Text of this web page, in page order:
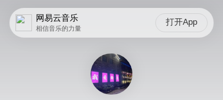
网易云音乐
相信音乐的力量
打开App